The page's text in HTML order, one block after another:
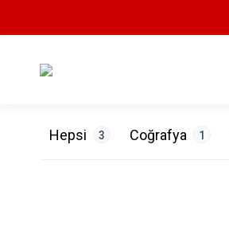
Hepsi 3 Coğrafya 1